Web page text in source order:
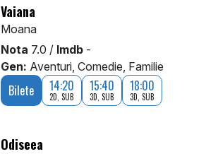
Vaiana
Moana
Nota 7.0 / Imdb -
Gen: Aventuri, Comedie, Familie
Bilete 14:20
2D, SUB
15:40
3D, SUB
18:00
3D, SUB
Odiseea